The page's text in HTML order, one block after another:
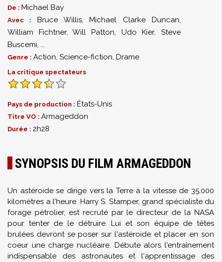
De : Michael Bay
Avec : Bruce Willis,Michael Clarke Duncan,
William Fichtner,Will Patton, Udo Kier,Steve
Buscemi, ...
Genre : Action, Science-fiction, Drame
La critique spectateurs
Pays de production : États-Unis
Titre VO : Armageddon
Durée : 2h28
SYNOPSIS DU FILM ARMAGEDDON
Un astéroide se dirige vers la Terre à la vitesse de 35.000
kilomètres a l'heure. Harry S. Stamper, grand spécialiste du
forage pétrolier, est recruté par le directeur de la NASA
pour tenter de le détruire. Lui et son équipe de têtes
brulées devront se poser sur l'astéroide et placer en son
coeur une charge nucléaire. Débute alors l'entraînement
indispensable des astronautes et l'apprentissage des